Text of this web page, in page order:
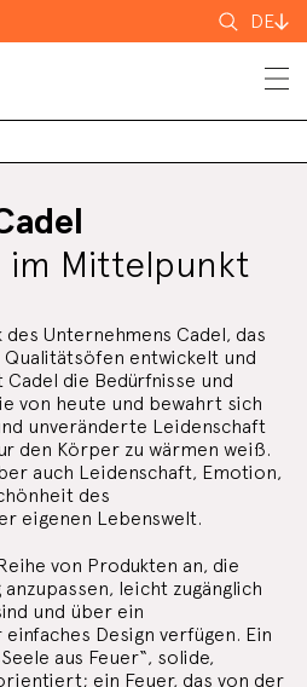
Suchen
nach
DE
im Mittelpunkt
Unternehmens Cadel, das
entwickelt und
die Bedürfnisse und
von heute und bewahrt sich
unveränderte Leidenschaft
den Körper zu wärmen weiß.
auch Leidenschaft, Emotion,
des
eigenen Lebenswelt.
von Produkten an, die
leicht zugänglich
und über ein
Design verfügen. Ein
aus Feuer“, solide,
ein Feuer, das von der